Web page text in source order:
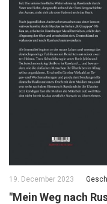
19. December 2023
"Mein Weg nach